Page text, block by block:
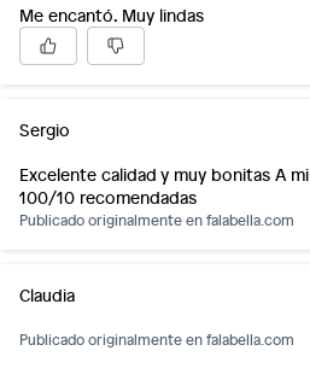
Me encantó. Muy lindas
Sergio
Excelente calidad y muy bonitas A mi señora le encantaron
100/10 recomendadas
Publicado originalmente enfalabella.com
Claudia
Publicado originalmente enfalabella.com